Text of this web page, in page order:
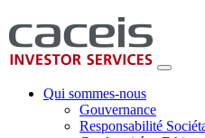
Qui sommes-nous
Gouvernance
Responsabilité